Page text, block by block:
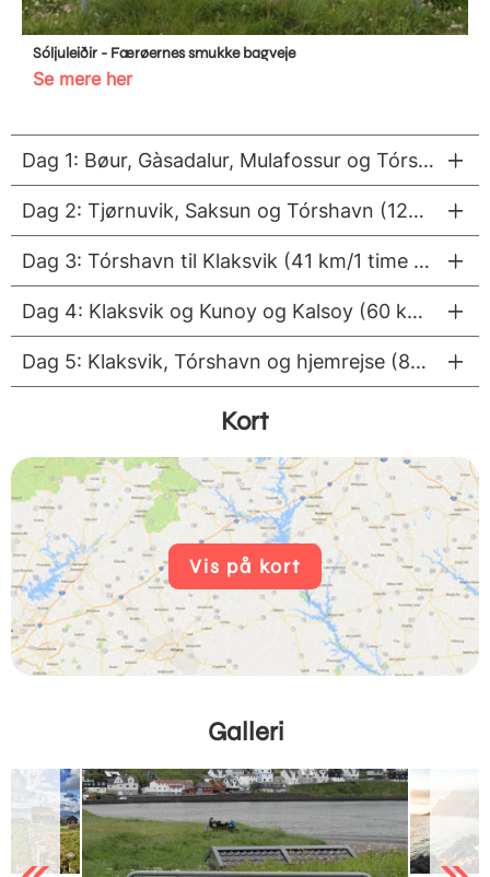
Sóljuleiðir - Færøernes smukke bagveje
Se mere her
Dag 1: Bøur, Gàsadalur, Mulafossur og Tórshavn (71 km/1,5 timer)
Dag 2: Tjørnuvik, Saksun og Tórshavn (125 km/2,5 timer)
Dag 3: Tórshavn til Klaksvik (41 km/1 time via tunnel)
Dag 4: Klaksvik og Kunoy og Kalsoy (60 km/1,5 timer)
Dag 5: Klaksvik, Tórshavn og hjemrejse (87 km/1,5 timer)
Kort
Vis på kort
Galleri